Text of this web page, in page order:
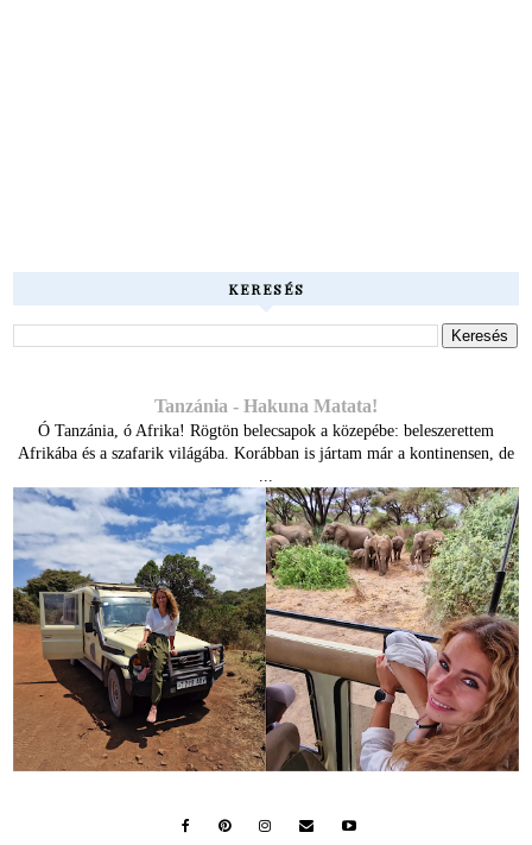
KERESÉS
Tanzánia - Hakuna Matata!
Ó Tanzánia, ó Afrika! Rögtön belecsapok a közepébe: beleszerettem
Afrikába és a szafarik világába. Korábban is jártam már a kontinensen, de